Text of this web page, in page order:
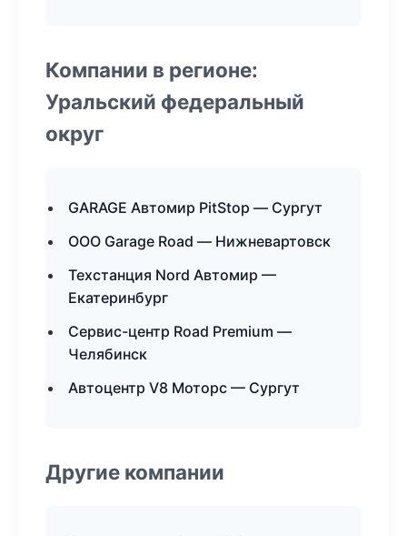
Компании в регионе:
Уральский федеральный
округ
GARAGE Автомир PitStop — Сургут
ООО Garage Road — Нижневартовск
Техстанция Nord Автомир —
Екатеринбург
Сервис-центр Road Premium —
Челябинск
Автоцентр V8 Моторс — Сургут
Другие компании